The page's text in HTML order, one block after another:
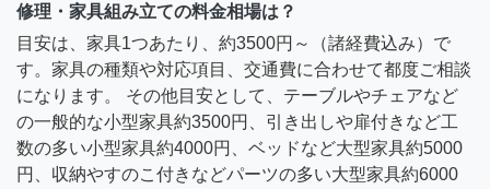
修理・家具組み立ての料金相場は？
目安は、家具1つあたり、約3500円～（諸経費込み）で
す。家具の種類や対応項目、交通費に合わせて都度ご相談
になります。 その他目安として、テーブルやチェアなど
の一般的な小型家具約3500円、引き出しや扉付きなど工
数の多い小型家具約4000円、ベッドなど大型家具約5000
円、収納やすのこ付きなどパーツの多い大型家具約6000